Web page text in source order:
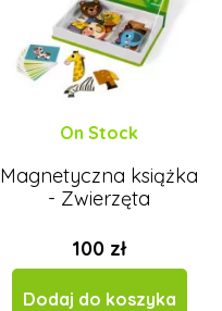
On Stock
Magnetyczna książka
- Zwierzęta
100 zł
Dodaj do koszyka